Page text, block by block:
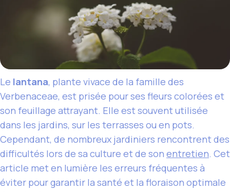
Le lantana, plante vivace de la famille des
Verbenaceae, est prisée pour ses fleurs colorées et
son feuillage attrayant. Elle est souvent utilisée
dans les jardins, sur les terrasses ou en pots.
Cependant, de nombreux jardiniers rencontrent des
difficultés lors de sa culture et de son entretien. Cet
article met en lumière les erreurs fréquentes à
éviter pour garantir la santé et la floraison optimale